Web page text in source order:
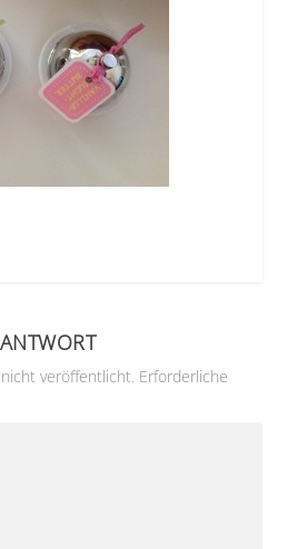
veröffentlicht. Erforderliche